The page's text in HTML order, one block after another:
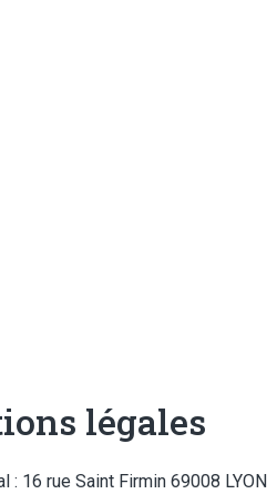
légales
: 16 rue Saint Firmin 69008 LYON